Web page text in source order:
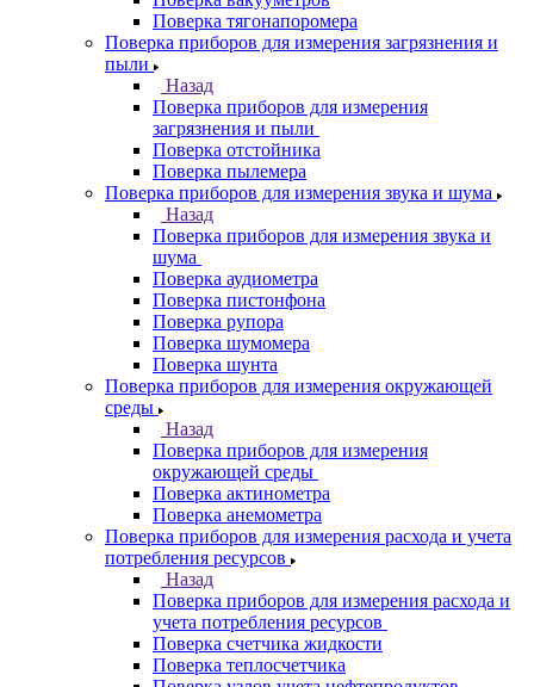
Поверка тягонапоромера
Поверка приборов для измерения загрязнения и
пыли
Назад
Поверка приборов для измерения
загрязнения и пыли
Поверка отстойника
Поверка пылемера
Поверка приборов для измерения звука и шума
Назад
Поверка приборов для измерения звука и
шума
Поверка аудиометра
Поверка пистонфона
Поверка рупора
Поверка шумомера
Поверка шунта
Поверка приборов для измерения окружающей
среды
Назад
Поверка приборов для измерения
окружающей среды
Поверка актинометра
Поверка анемометра
Поверка приборов для измерения расхода и учета
потребления ресурсов
Назад
Поверка приборов для измерения расхода и
учета потребления ресурсов
Поверка счетчика жидкости
Поверка теплосчетчика